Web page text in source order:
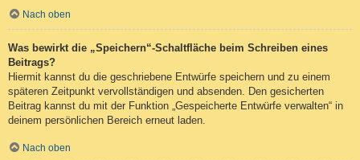
Nach oben
Was bewirkt die „Speichern“-Schaltfläche beim Schreiben eines
Beitrags?
Hiermit kannst du die geschriebene Entwürfe speichern und zu einem
späteren Zeitpunkt vervollständigen und absenden. Den gesicherten
Beitrag kannst du mit der Funktion „Gespeicherte Entwürfe verwalten“ in
deinem persönlichen Bereich erneut laden.
Nach oben